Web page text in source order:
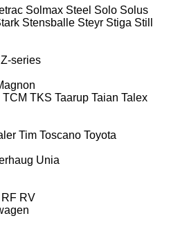
Solmax Steel Solo Solus
Stensballe Steyr Stiga Still
Z-series
TCM TKS Taarup Taian Talex
Tim Toscano Toyota
Unia
RF RV